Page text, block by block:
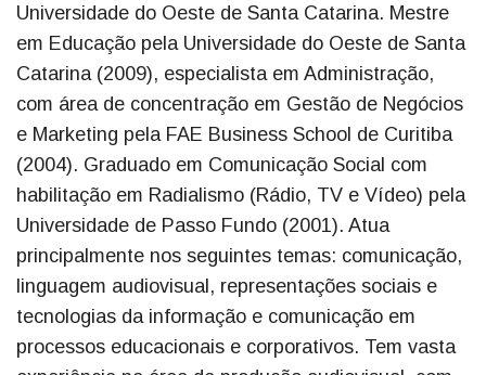
Universidade do Oeste de Santa Catarina. Mestre
em Educação pela Universidade do Oeste de Santa
Catarina (2009), especialista em Administração,
com área de concentração em Gestão de Negócios
e Marketing pela FAE Business School de Curitiba
(2004). Graduado em Comunicação Social com
habilitação em Radialismo (Rádio, TV e Vídeo) pela
Universidade de Passo Fundo (2001). Atua
principalmente nos seguintes temas: comunicação,
linguagem audiovisual, representações sociais e
tecnologias da informação e comunicação em
processos educacionais e corporativos. Tem vasta